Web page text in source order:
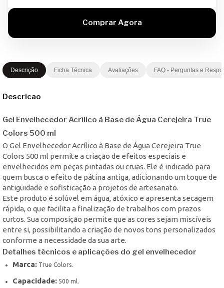
Descrição Ficha Técnica Avaliações FAQ - Perguntas e
Descricao
Gel Envelhecedor Acrílico à Base de Água Cerejeira True
Colors 500 ml
O Gel Envelhecedor Acrílico à Base de Água Cerejeira True
Colors 500 ml permite a criação de efeitos especiais e
envelhecidos em peças pintadas ou cruas. Ele é indicado para
quem busca o efeito de pátina antiga, adicionando um toque de
antiguidade e sofisticação a projetos de artesanato.
Este produto é solúvel em água, atóxico e apresenta secagem
rápida, o que facilita a finalização de trabalhos com prazos
curtos. Sua composição permite que as cores sejam miscíveis
entre si, possibilitando a criação de novos tons personalizados
conforme a necessidade da sua arte.
Detalhes técnicos e aplicações do gel envelhecedor
Marca: True Colors.
Capacidade: 500 ml.